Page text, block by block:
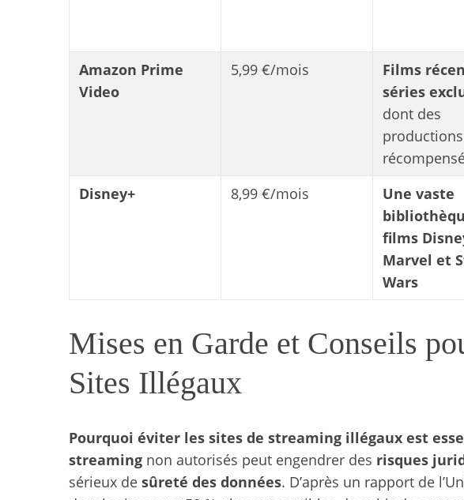
Amazon Prime
Video
5,99 €/mois
Films
séries
dont des
productions
Disney+ 8,99 €/mois
Une vaste
films
Marvel et
Wars
Mises en Garde et Conseils
Sites Illégaux
Pourquoi éviter les sites de streaming illégaux est
streaming non autorisés peut engendrer des risques
sérieux de sûreté des données. D’après un rapport de